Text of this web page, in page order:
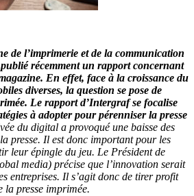
de l’imprimerie et de la communication
récemment un rapport concernant
En effet, face à la croissance du
diverses, la question se pose de
Le rapport d’Intergraf se focalise
à adopter pour pérenniser la presse
du digital a provoqué une baisse des
presse. Il est donc important pour les
leur épingle du jeu. Le Président de
media) précise que l’innovation serait
entreprises. Il s’agit donc de tirer profit
la presse imprimée.